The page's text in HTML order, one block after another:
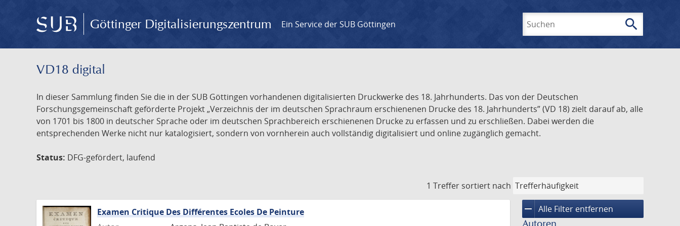
Göttinger Digitalisierungszentrum Ein Service der SUB Göttingen search
VD18 digital
In dieser Sammlung finden Sie die in der SUB Göttingen vorhandenen digitalisierten Druckwerke des 18. Jahrhunderts. Das von der Deutschen
Forschungsgemeinschaft geförderte Projekt „Verzeichnis der im deutschen Sprachraum erschienenen Drucke des 18. Jahrhunderts” (VD 18) zielt darauf ab, alle
von 1701 bis 1800 in deutscher Sprache oder im deutschen Sprachbereich erschienenen Drucke zu erfassen und zu erschließen. Dabei werden die
entsprechenden Werke nicht nur katalogisiert, sondern von vornherein auch vollständig digitalisiert und online zugänglich gemacht.
Status: DFG-gefördert, laufend
1 Treffer sortiert nach
remove Alle Filter entfernen
Examen Critique Des Différentes Ecoles De Peinture